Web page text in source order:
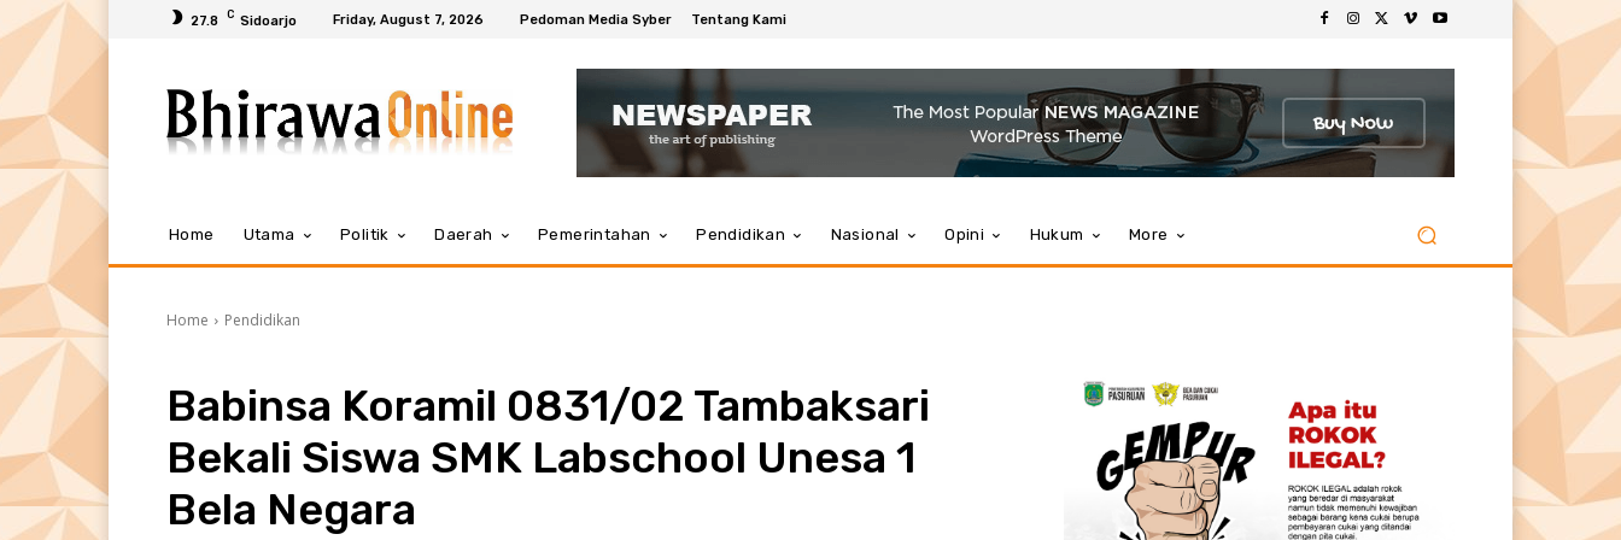
27.8 C Sidoarjo Friday, August 7, 2026 Pedoman Media Syber Tentang Kami
Home Utama Politik Daerah Pemerintahan Pendidikan Nasional Opini Hukum More
Home Pendidikan
Babinsa Koramil 0831/02 Tambaksari
Bekali Siswa SMK Labschool Unesa 1
Bela Negara